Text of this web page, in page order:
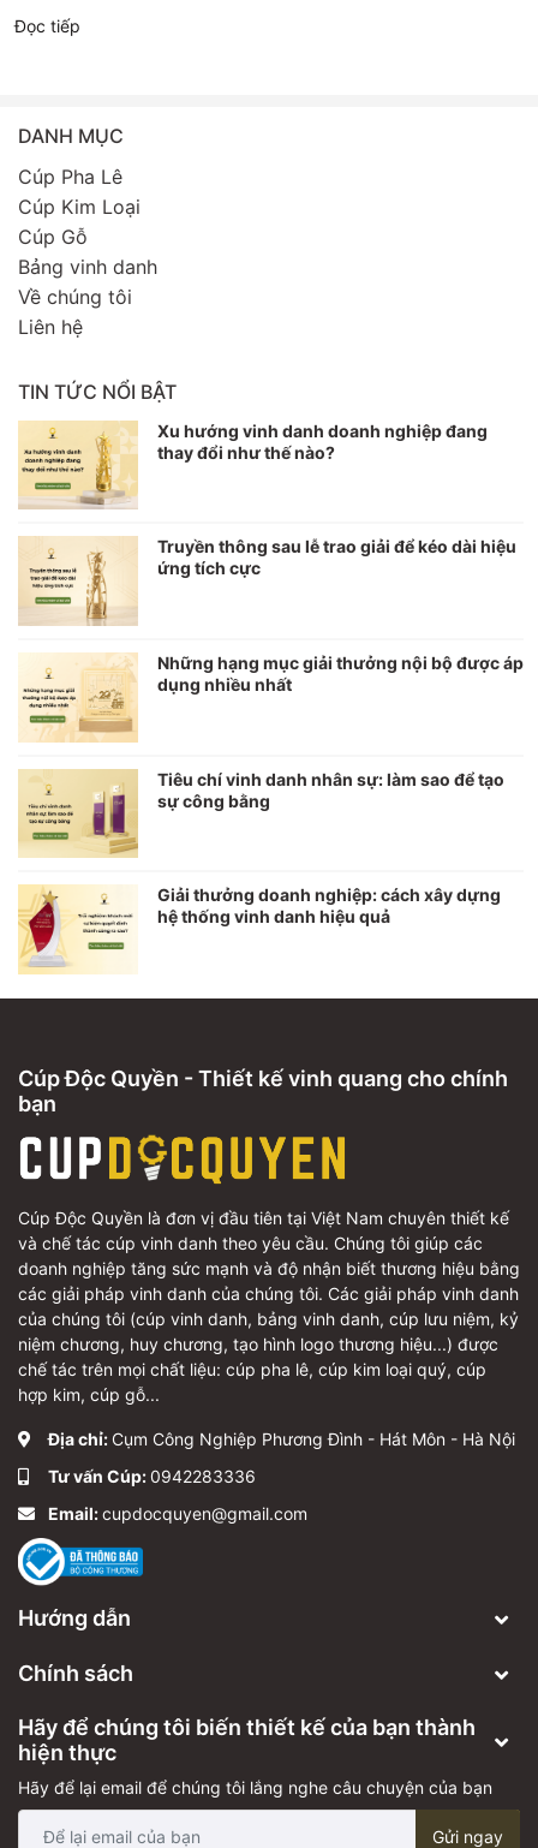
Đọc tiếp
DANH MỤC
Cúp Pha Lê
Cúp Kim Loại
Cúp Gỗ
Bảng vinh danh
Về chúng tôi
Liên hệ
TIN TỨC NỔI BẬT
Xu hướng vinh danh doanh nghiệp đang
thay đổi như thế nào?
Truyền thông sau lễ trao giải để kéo dài hiệu
ứng tích cực
Những hạng mục giải thưởng nội bộ được áp
dụng nhiều nhất
Tiêu chí vinh danh nhân sự: làm sao để tạo
sự công bằng
Giải thưởng doanh nghiệp: cách xây dựng
hệ thống vinh danh hiệu quả
Cúp Độc Quyền - Thiết kế vinh quang cho chính
bạn
Cúp Độc Quyền là đơn vị đầu tiên tại Việt Nam chuyên thiết kế
và chế tác cúp vinh danh theo yêu cầu. Chúng tôi giúp các
doanh nghiệp tăng sức mạnh và độ nhận biết thương hiệu bằng
các giải pháp vinh danh của chúng tôi. Các giải pháp vinh danh
của chúng tôi (cúp vinh danh, bảng vinh danh, cúp lưu niệm, kỷ
niệm chương, huy chương, tạo hình logo thương hiệu...) được
chế tác trên mọi chất liệu: cúp pha lê, cúp kim loại quý, cúp
hợp kim, cúp gỗ...
Địa chỉ: Cụm Công Nghiệp Phương Đình - Hát Môn - Hà Nội
Tư vấn Cúp:0942283336
Email:cupdocquyen@gmail.com
Hướng dẫn
Chính sách
Hãy để chúng tôi biến thiết kế của bạn thành
hiện thực
Hãy để lại email để chúng tôi lắng nghe câu chuyện của bạn
Gửi ngay